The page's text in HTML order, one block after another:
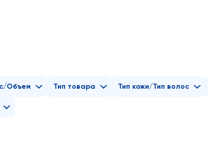
Объем Тип товара Тип кожи/Тип волос